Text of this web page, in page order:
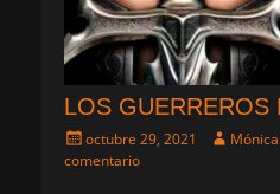
LOS GUERREROS
Publicado
el
octubre 29, 2021 Autor
comentario